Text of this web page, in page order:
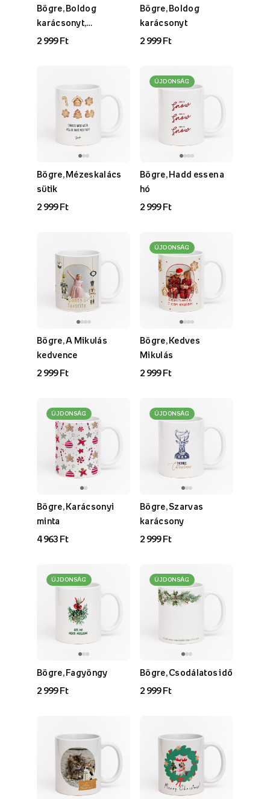
Bögre, Boldog
karácsonyt,
tipográfiai
2 999 Ft
Bögre, Boldog
karácsonyt
2 999 Ft
Bögre, Mézeskalács
sütik
2 999 Ft
ÚJDONSÁG
Bögre, Hadd essen a
hó
2 999 Ft
Bögre, A Mikulás
kedvence
2 999 Ft
ÚJDONSÁG
Bögre, Kedves
Mikulás
2 999 Ft
ÚJDONSÁG
Bögre, Karácsonyi
minta
4 963 Ft
ÚJDONSÁG
Bögre, Szarvas
karácsony
2 999 Ft
ÚJDONSÁG
Bögre, Fagyöngy
2 999 Ft
ÚJDONSÁG
Bögre, Csodálatos idő
2 999 Ft